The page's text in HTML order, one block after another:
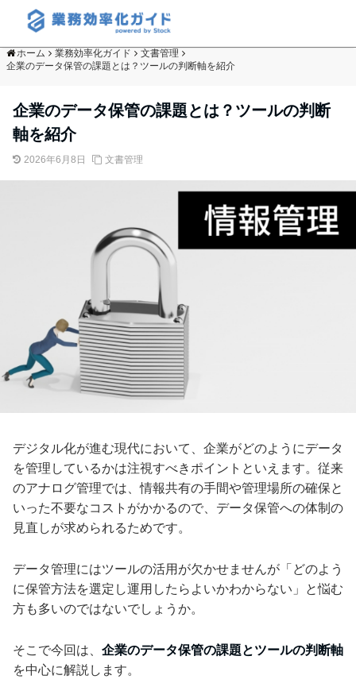
ホーム 業務効率化ガイド
文書管理
企業のデータ保管の課題とは？ツールの判断軸を紹介
企業のデータ保管の課題とは？ツールの判断
軸を紹介
2026年6月8日 文書管理
デジタル化が進む現代において、企業がどのようにデータ
を管理しているかは注視すべきポイントといえます。従来
のアナログ管理では、情報共有の手間や管理場所の確保と
いった不要なコストがかかるので、データ保管への体制の
見直しが求められるためです。
データ管理にはツールの活用が欠かせませんが「どのよう
に保管方法を選定し運用したらよいかわからない」と悩む
方も多いのではないでしょうか。
そこで今回は、 企業のデータ保管の課題とツールの判断軸
を中心に解説します。